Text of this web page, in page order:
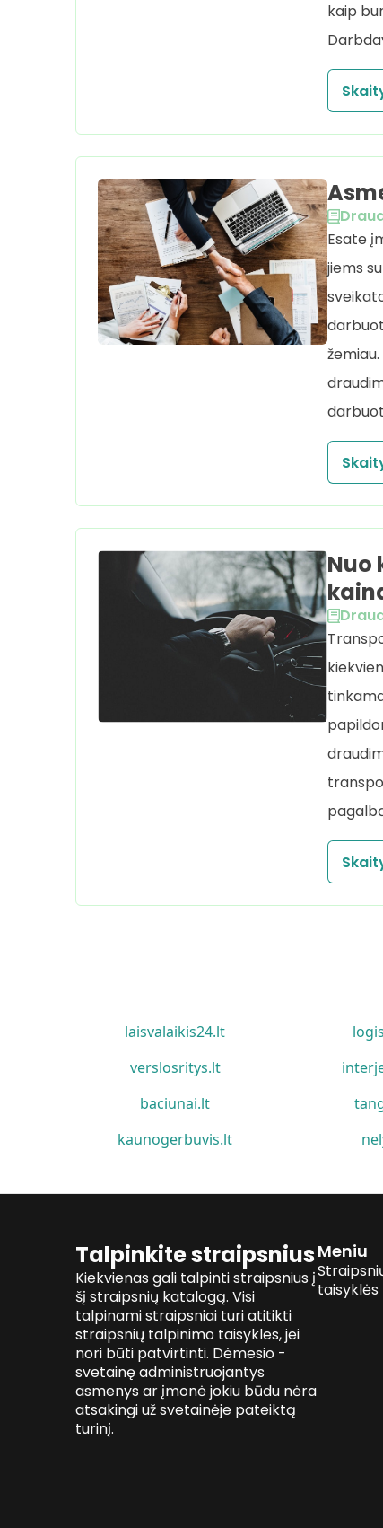
kaip
Esate
jiems
Nuo
laisvalaikis24.lt
verslosritys.lt
baciunai.lt
kaunogerbuvis.lt
Talpinkite straipsnius
Kiekvienas gali talpinti straipsnius į
šį straipsnių katalogą. Visi
talpinami straipsniai turi atitikti
straipsnių talpinimo taisykles, jei
nori būti patvirtinti. Dėmesio -
svetainę administruojantys
asmenys ar įmonė jokiu būdu nėra
atsakingi už svetainėje pateiktą
turinį.
Meniu
taisyklės